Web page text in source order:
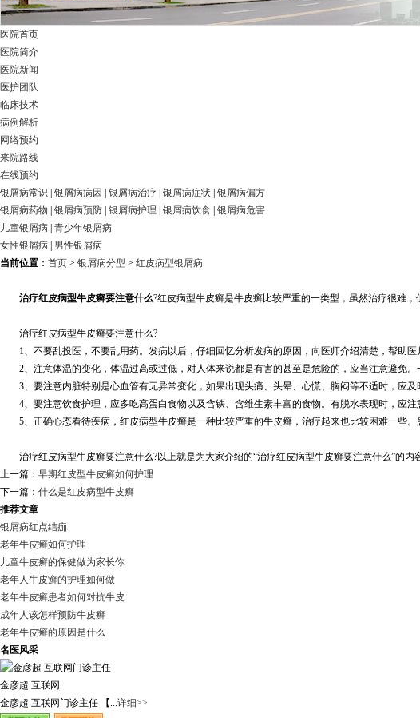
医院首页
医院简介
医院新闻
医护团队
临床技术
病例解析
网络预约
来院路线
在线预约
银屑病常识
银屑病病因 银屑病治疗 银屑病症状 银屑病偏方
银屑病药物
银屑病预防 银屑病护理 银屑病饮食 银屑病危害
儿童银屑病 青少年银屑病
女性银屑病
男性银屑病
当前位置 ： 首页 > 银屑病分型 > 红皮病型银屑病
治疗红皮病型牛皮癣要注意什么?红皮病型牛皮癣是牛皮癣比较严重的一类型，虽然治疗很难
治疗红皮病型牛皮癣要注意什么?
1、不要乱投医，不要乱用药。发病以后，仔细回忆分析发病的原因，向医师介绍清楚，帮助医
2、注意体温的变化，体温过高或过低，对人体来说都是有害的甚至是危险的，应当注意避免。
3、要注意内脏特别是心血管有无异常变化，如果出现头痛、头晕、心慌、胸闷等不适时，应及
4、要注意饮食护理，应多吃高蛋白食物以及含铁、含维生素丰富的食物。有脱水表现时，应注
5、正确心态看待疾病，红皮病型牛皮癣是一种比较严重的牛皮癣，治疗起来也比较困难一些。
治疗红皮病型牛皮癣要注意什么?以上就是为大家介绍的“治疗红皮病型牛皮癣要注意什么”的内
上一篇： 早期红皮型牛皮癣如何护理
下一篇： 什么是红皮病型牛皮癣
推荐文章
银屑病红点结痂
老年牛皮癣如何护理
儿童牛皮癣的保健做为家长你
老年人牛皮癣的护理如何做
老年牛皮癣患者如何对抗牛皮
成年人该怎样预防牛皮癣
老年牛皮癣的原因是什么
名医风采
金彦超 互联网
金彦超 互联网门诊主任 【...详细>>